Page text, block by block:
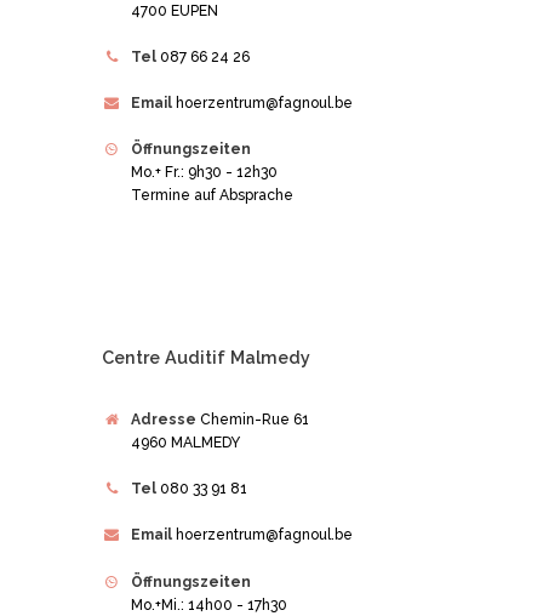
4700 EUPEN
Tel 087 66 24 26
Email hoerzentrum@fagnoul.be
Öffnungszeiten
Mo.+ Fr.: 9h30 - 12h30
Termine auf Absprache
Centre Auditif Malmedy
Adresse Chemin-Rue 61
4960 MALMEDY
Tel 080 33 91 81
Email hoerzentrum@fagnoul.be
Öffnungszeiten
Mo.+Mi.: 14h00 - 17h30